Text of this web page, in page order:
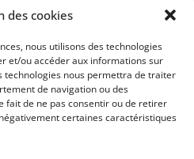
des cookies
nous utilisons des technologies
et/ou accéder aux informations sur
technologies nous permettra de traiter
de navigation ou des
fait de ne pas consentir ou de retirer
certaines caractéristiques